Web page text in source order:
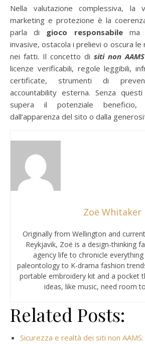
Nella valutazione complessiva, la
marketing e protezione è la
parla di gioco responsabilema
invasive, ostacola i prelievi o oscura le
nei fatti. Il concetto di siti non
licenze verificabili, regole leggibili,
certificate, strumenti di
accountability esterna. Senza
supera il potenziale beneficio,
dall’apparenza del sito o dalla
Zoë Whitaker
Originally from Wellington and
Reykjavik, Zoë is a design-thinking
agency life to chronicle
paleontology to K-drama fashion
portable embroidery kit and a pocket
ideas, like music, need room
Related Posts:
Sicurezza e realtà dei siti non